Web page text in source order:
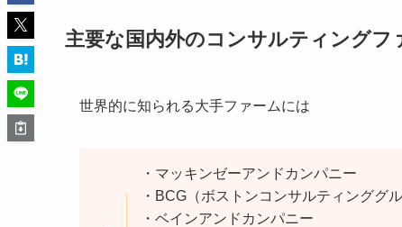
主要な国内外のコンサルティングフ
世界的に知られる大手ファームには
・マッキンゼーアンドカンパニー
・BCG（ボストンコンサルティンググル
・ベインアンドカンパニー